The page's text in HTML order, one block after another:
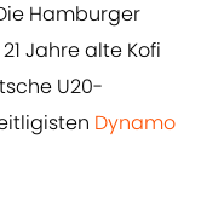
Hamburger
Jahre alte Kofi
U20-
Dynamo